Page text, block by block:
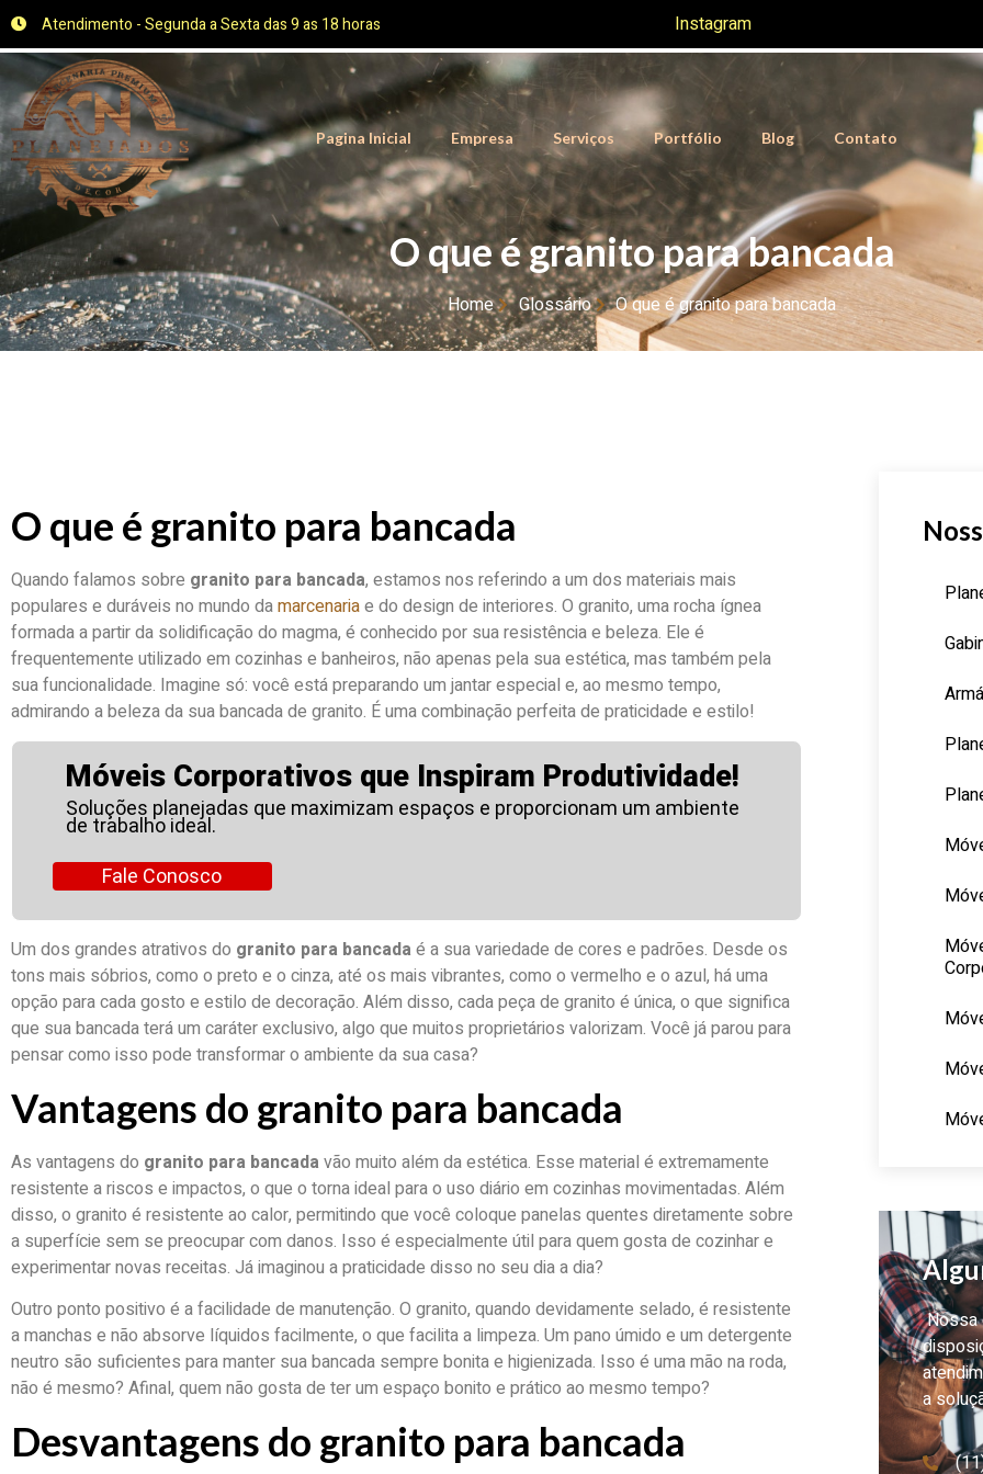
Atendimento - Segunda a Sexta das 9 as 18 horas Instagram
Pagina Inicial Empresa Serviços Portfólio Blog Contato
O que é granito para bancada
Home Glossário O que é granito para bancada
O que é granito para bancada
Quando falamos sobre granito para bancada, estamos nos referindo a um dos materiais mais
populares e duráveis no mundo damarcenariae do design de interiores. O granito, uma rocha ígnea
formada a partir da solidificação do magma, é conhecido por sua resistência e beleza. Ele é
frequentemente utilizado em cozinhas e banheiros, não apenas pela sua estética, mas também pela
sua funcionalidade. Imagine só: você está preparando um jantar especial e, ao mesmo tempo,
admirando a beleza da sua bancada de granito. É uma combinação perfeita de praticidade e estilo!
Móveis Corporativos que Inspiram Produtividade!
Soluções planejadas que maximizam espaços e proporcionam um ambiente
de trabalho ideal.
Fale Conosco
Um dos grandes atrativos do granito para bancadaé a sua variedade de cores e padrões. Desde os
tons mais sóbrios, como o preto e o cinza, até os mais vibrantes, como o vermelho e o azul, há uma
opção para cada gosto e estilo de decoração. Além disso, cada peça de granito é única, o que significa
que sua bancada terá um caráter exclusivo, algo que muitos proprietários valorizam. Você já parou para
pensar como isso pode transformar o ambiente da sua casa?
Vantagens do granito para bancada
As vantagens do granito para bancadavão muito além da estética. Esse material é extremamente
resistente a riscos e impactos, o que o torna ideal para o uso diário em cozinhas movimentadas. Além
disso, o granito é resistente ao calor, permitindo que você coloque panelas quentes diretamente sobre
a superfície sem se preocupar com danos. Isso é especialmente útil para quem gosta de cozinhar e
experimentar novas receitas. Já imaginou a praticidade disso no seu dia a dia?
Outro ponto positivo é a facilidade de manutenção. O granito, quando devidamente selado, é resistente
a manchas e não absorve líquidos facilmente, o que facilita a limpeza. Um pano úmido e um detergente
neutro são suficientes para manter sua bancada sempre bonita e higienizada. Isso é uma mão na roda,
não é mesmo? Afinal, quem não gosta de ter um espaço bonito e prático ao mesmo tempo?
Desvantagens do granito para bancada
Nossa
a